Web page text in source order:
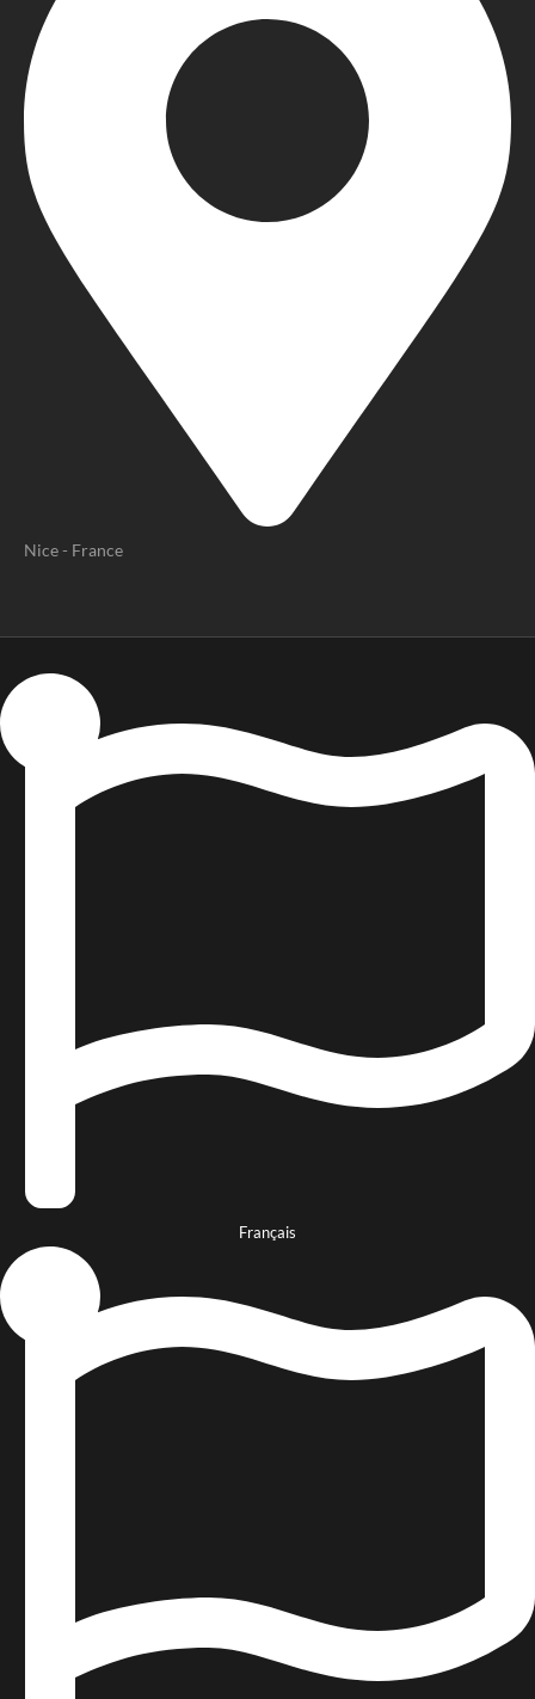
Nice - France
Français